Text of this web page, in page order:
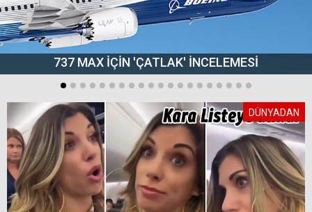
737 MAX İÇİN 'ÇATLAK' İNCELEMESİ
DÜNYADAN